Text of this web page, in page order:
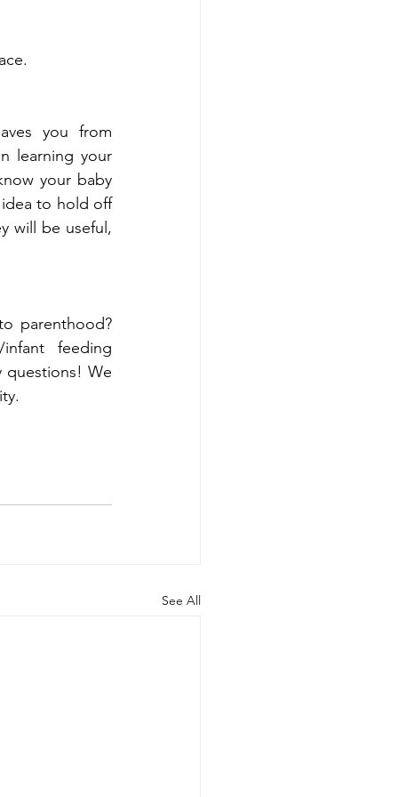
you from
learning your
your baby
idea to hold off
will be useful,
parenthood?
feeding
questions! We
See All